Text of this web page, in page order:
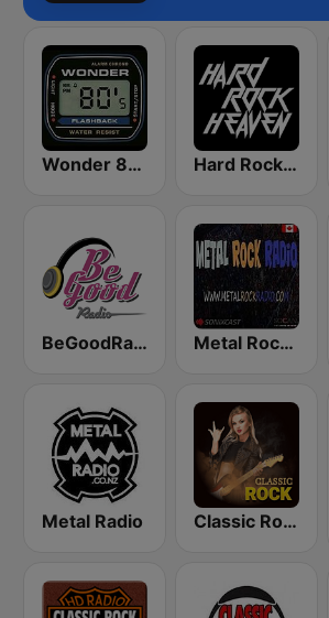
Wonder 80's Hard Rock Heaven
BeGoodRadio - 80s Metal Metal Rock Radio
Metal Radio Classic Rock Station